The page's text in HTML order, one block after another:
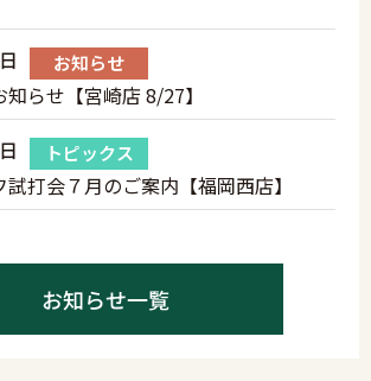
お知らせ
らせ【宮崎店 8/27】
トピックス
打会７月のご案内【福岡西店】
お知らせ一覧